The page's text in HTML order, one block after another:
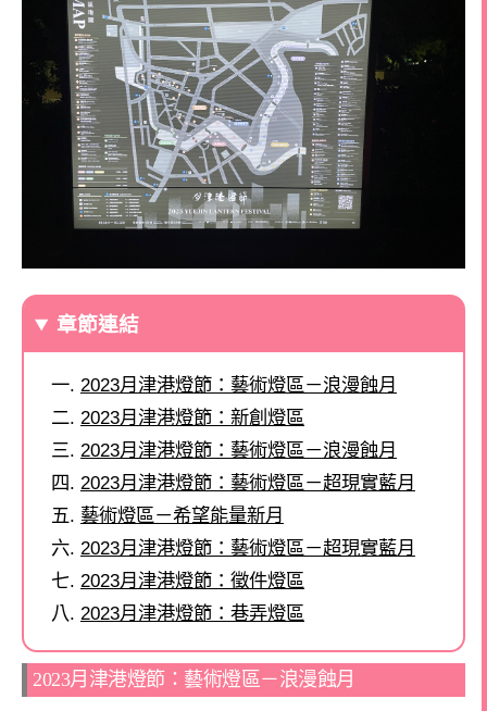
章節連結
2023月津港燈節：藝術燈區－浪漫蝕月
2023月津港燈節：新創燈區
2023月津港燈節：藝術燈區－浪漫蝕月
2023月津港燈節：藝術燈區－超現實藍月
藝術燈區－希望能量新月
2023月津港燈節：藝術燈區－超現實藍月
2023月津港燈節：徵件燈區
2023月津港燈節：巷弄燈區
2023月津港燈節：藝術燈區－浪漫蝕月